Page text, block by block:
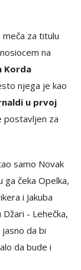
za titulu
na
Korda
njega je kao
u prvoj
postavljen za
samo Novak
ga čeka Opelka,
i Jakuba
- Lehečka,
da bi
da bude i